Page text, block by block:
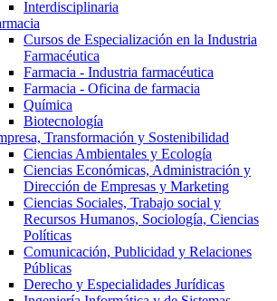
Interdisciplinaria
Cursos de Especialización en la Industria
Farmacéutica
Farmacia - Industria farmacéutica
Farmacia - Oficina de farmacia
Química
Biotecnología
Transformación y Sostenibilidad
Ciencias Ambientales y Ecología
Ciencias Económicas, Administración y
Dirección de Empresas y Marketing
Ciencias Sociales, Trabajo social y
Recursos Humanos, Sociología, Ciencias
Políticas
Comunicación, Publicidad y Relaciones
Públicas
Derecho y Especialidades Jurídicas